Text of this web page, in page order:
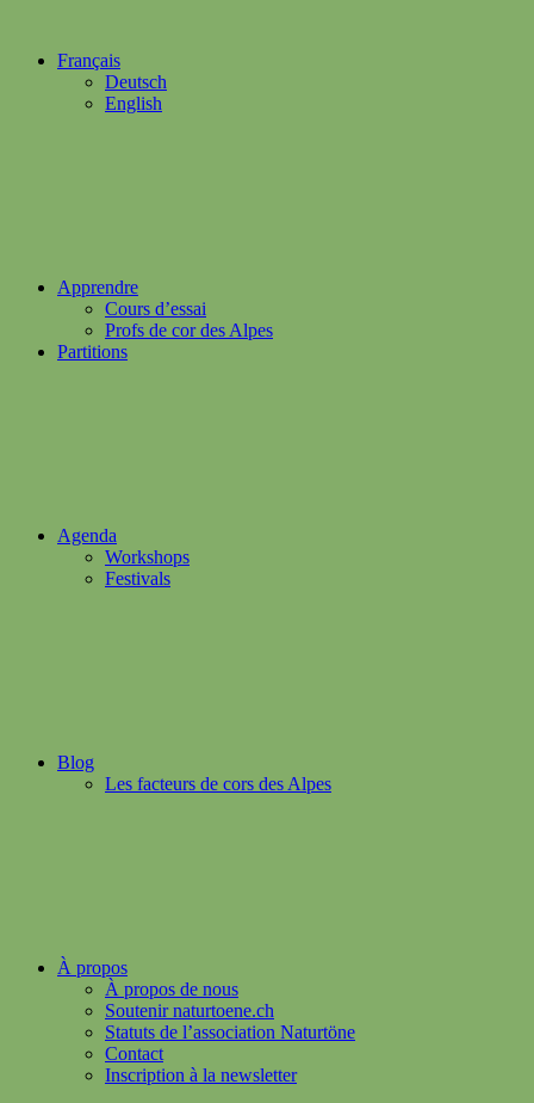
Français
Deutsch
English
Apprendre
Cours d’essai
Profs de cor des Alpes
Partitions
Agenda
Workshops
Festivals
Blog
Les facteurs de cors des Alpes
À propos
À propos de nous
Soutenir naturtoene.ch
Statuts de l’association Naturtöne
Contact
Inscription à la newsletter